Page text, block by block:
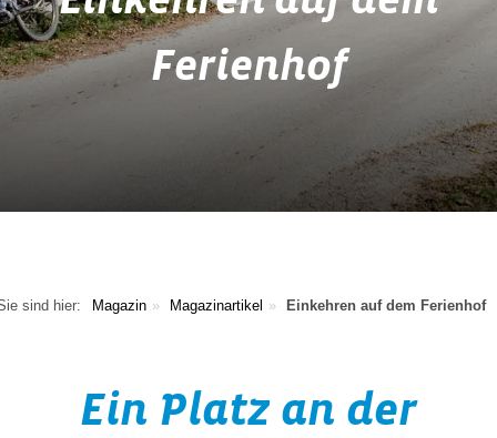
Ferienhof
Einkehren auf dem Ferienhof
Magazinartikel
Magazin
sind hier:
Ein Platz an der